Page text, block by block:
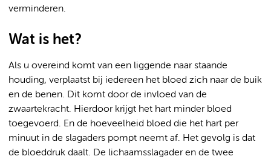
verminderen.
Wat is het?
Als u overeind komt van een liggende naar staande
houding, verplaatst bij iedereen het bloed zich naar de buik
en de benen. Dit komt door de invloed van de
zwaartekracht. Hierdoor krijgt het hart minder bloed
toegevoerd. En de hoeveelheid bloed die het hart per
minuut in de slagaders pompt neemt af. Het gevolg is dat
de bloeddruk daalt. De lichaamsslagader en de twee